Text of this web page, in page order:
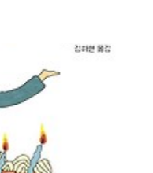
입이 충분하지 않아 생계
책은 단순히 '이러이러한
지 않고 타인에게 어떤 생
에 대한 나름대로의 비평
의 '좋은 책'에 대한 정
렇다. 청소부인 저자는